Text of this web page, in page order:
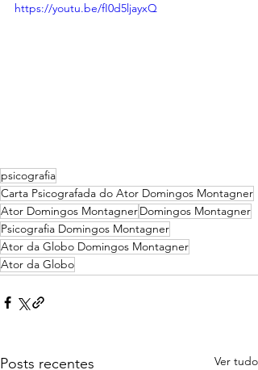
https://youtu.be/fI0d5ljayxQ
psicografia
Carta Psicografada do Ator Domingos Montagner
Ator Domingos MontagnerDomingos Montagner
Psicografia Domingos Montagner
Ator da Globo Domingos Montagner
Ator da Globo
Posts recentes Ver tudo